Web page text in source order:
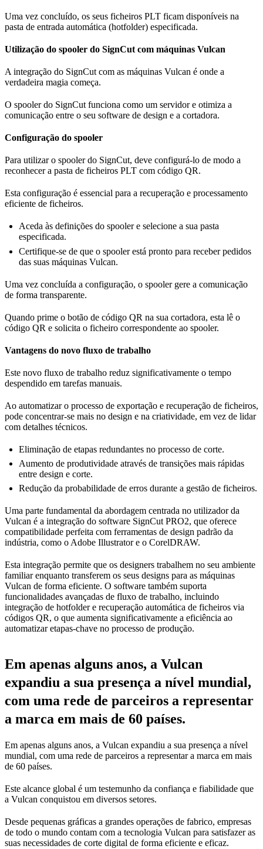
Uma vez concluído, os seus ficheiros PLT ficam disponíveis na
pasta de entrada automática (hotfolder) especificada.
Utilização do spooler do SignCut com máquinas Vulcan
A integração do SignCut com as máquinas Vulcan é onde a
verdadeira magia começa.
O spooler do SignCut funciona como um servidor e otimiza a
comunicação entre o seu software de design e a cortadora.
Configuração do spooler
Para utilizar o spooler do SignCut, deve configurá-lo de modo a
reconhecer a pasta de ficheiros PLT com código QR.
Esta configuração é essencial para a recuperação e processamento
eficiente de ficheiros.
Aceda às definições do spooler e selecione a sua pasta
especificada.
Certifique-se de que o spooler está pronto para receber pedidos
das suas máquinas Vulcan.
Uma vez concluída a configuração, o spooler gere a comunicação
de forma transparente.
Quando prime o botão de código QR na sua cortadora, esta lê o
código QR e solicita o ficheiro correspondente ao spooler.
Vantagens do novo fluxo de trabalho
Este novo fluxo de trabalho reduz significativamente o tempo
despendido em tarefas manuais.
Ao automatizar o processo de exportação e recuperação de ficheiros,
pode concentrar-se mais no design e na criatividade, em vez de lidar
com detalhes técnicos.
Eliminação de etapas redundantes no processo de corte.
Aumento de produtividade através de transições mais rápidas
entre design e corte.
Redução da probabilidade de erros durante a gestão de ficheiros.
Uma parte fundamental da abordagem centrada no utilizador da
Vulcan é a integração do software SignCut PRO2, que oferece
compatibilidade perfeita com ferramentas de design padrão da
indústria, como o Adobe Illustrator e o CorelDRAW.
Esta integração permite que os designers trabalhem no seu ambiente
familiar enquanto transferem os seus designs para as máquinas
Vulcan de forma eficiente. O software também suporta
funcionalidades avançadas de fluxo de trabalho, incluindo
integração de hotfolder e recuperação automática de ficheiros via
códigos QR, o que aumenta significativamente a eficiência ao
automatizar etapas-chave no processo de produção.
Em apenas alguns anos, a Vulcan
expandiu a sua presença a nível mundial,
com uma rede de parceiros a representar
a marca em mais de 60 países.
Em apenas alguns anos, a Vulcan expandiu a sua presença a nível
mundial, com uma rede de parceiros a representar a marca em mais
de 60 países.
Este alcance global é um testemunho da confiança e fiabilidade que
a Vulcan conquistou em diversos setores.
Desde pequenas gráficas a grandes operações de fabrico, empresas
de todo o mundo contam com a tecnologia Vulcan para satisfazer as
suas necessidades de corte digital de forma eficiente e eficaz.